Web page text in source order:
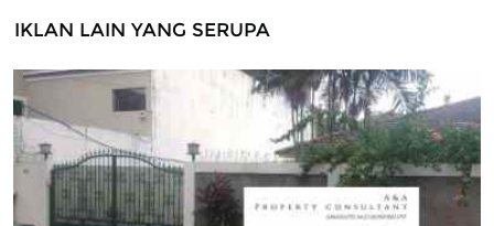
IKLAN LAIN YANG SERUPA